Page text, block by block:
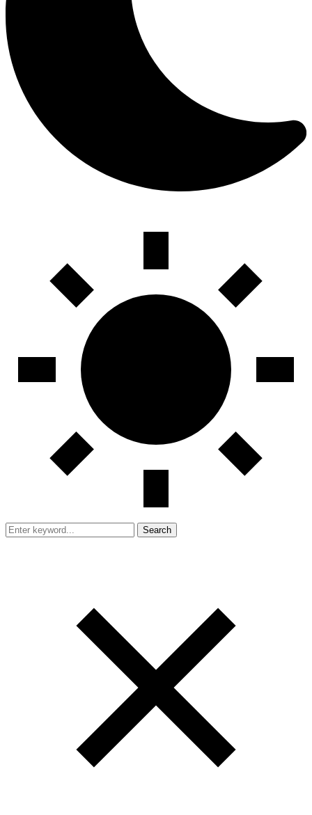
Search